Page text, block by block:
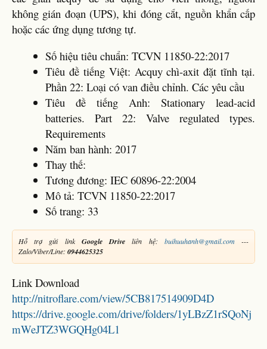
không gián đoạn (UPS), khi đóng cắt, nguồn khẩn cấp
hoặc các ứng dụng tương tự.
Số hiệu tiêu chuẩn: TCVN 11850-22:2017
Tiêu đề tiếng Việt: Acquy chì-axit đặt tĩnh tại.
Phần 22: Loại có van điều chỉnh. Các yêu cầu
Tiêu đề tiếng Anh: Stationary lead-acid
batteries. Part 22: Valve regulated types.
Requirements
Năm ban hành: 2017
Thay thế:
Tương đương: IEC 60896-22:2004
Mô tả: TCVN 11850-22:2017
Số trang: 33
Hỗ trợ gửi link Google Drive liên hệ: buihuuhanh@gmail.com---
Zalo/Viber/Line: 0944625325
Link Download
http://nitroflare.com/view/5CB817514909D4D
https://drive.google.com/drive/folders/1yLBzZ1rSQoNj
mWeJTZ3WGQHg04L1